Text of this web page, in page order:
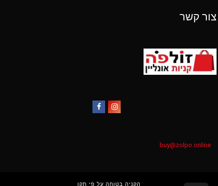
צור קשר
buy@zolpo.online
הקניה בטוחה על פי תקן